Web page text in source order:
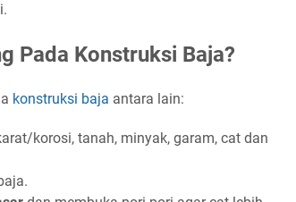
Pada Konstruksi Baja?
konstruksi baja antara lain:
korosi, tanah, minyak, garam, cat dan